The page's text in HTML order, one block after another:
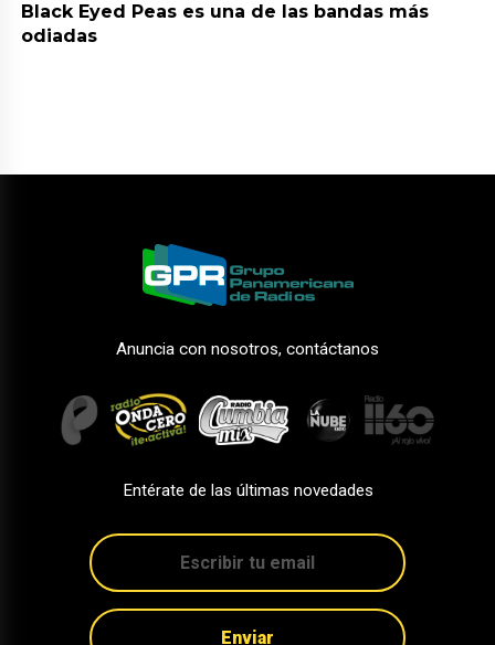
Black Eyed Peas es una de las bandas más
odiadas
Anuncia con nosotros, contáctanos
Entérate de las últimas novedades
Enviar